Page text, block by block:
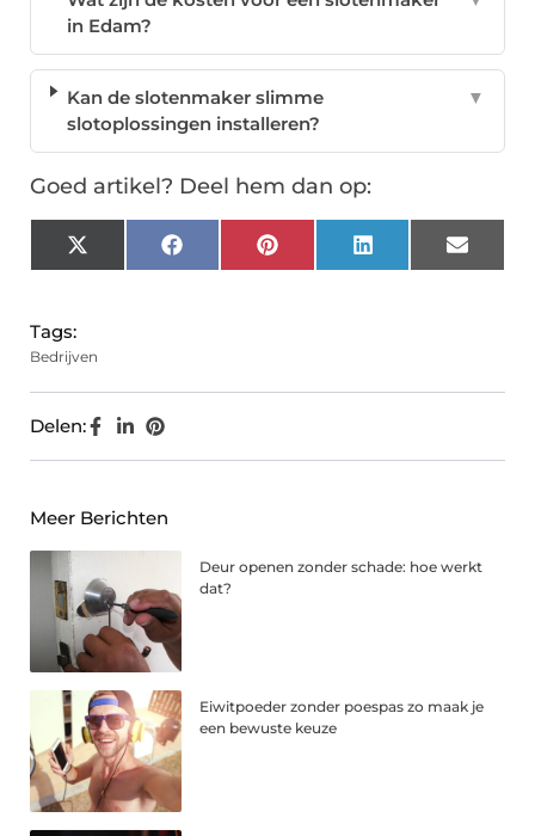
in Edam?
Kan de slotenmaker slimme
slotoplossingen installeren?
▼
Goed artikel? Deel hem dan op:
X
(Twitter)
FacebookPinterest LinkedIn Email
Tags:
Bedrijven
Delen:
Meer Berichten
Deur openen zonder schade: hoe werkt
dat?
Eiwitpoeder zonder poespas zo maak je
een bewuste keuze